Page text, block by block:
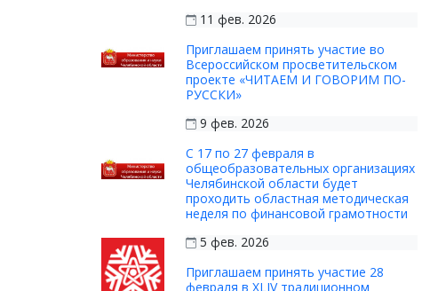
11 фев. 2026
Приглашаем принять участие во
Всероссийском просветительском
проекте «ЧИТАЕМ И ГОВОРИМ ПО-
РУССКИ»
9 фев. 2026
С 17 по 27 февраля в
общеобразовательных организациях
Челябинской области будет
проходить областная методическая
неделя по финансовой грамотности
5 фев. 2026
Приглашаем принять участие 28
февраля в XLIV традиционном